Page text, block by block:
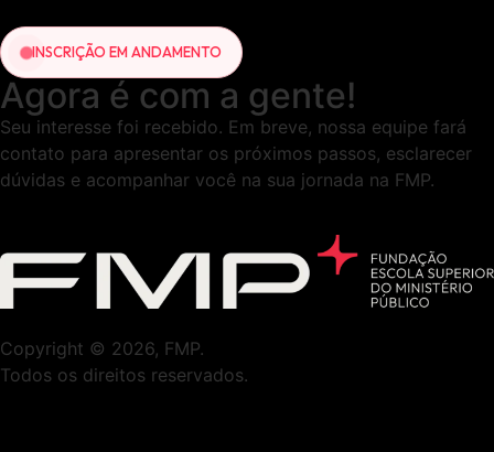
INSCRIÇÃO EM ANDAMENTO
Agora é com a gente!
Seu interesse foi recebido. Em breve, nossa equipe fará
contato para apresentar os próximos passos, esclarecer
dúvidas e acompanhar você na sua jornada na FMP.
Copyright © 2026, FMP.
Todos os direitos reservados.